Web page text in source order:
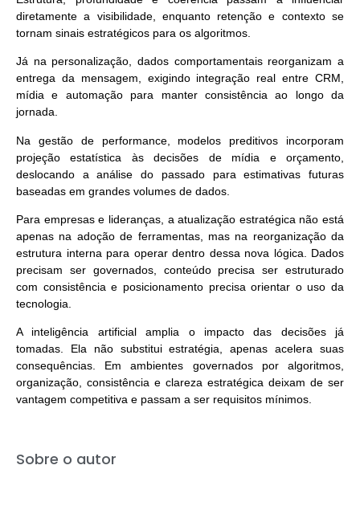
diretamente a visibilidade, enquanto retenção e contexto se
tornam sinais estratégicos para os algoritmos.
Já na personalização, dados comportamentais reorganizam a
entrega da mensagem, exigindo integração real entre CRM,
mídia e automação para manter consistência ao longo da
jornada.
Na gestão de performance, modelos preditivos incorporam
projeção estatística às decisões de mídia e orçamento,
deslocando a análise do passado para estimativas futuras
baseadas em grandes volumes de dados.
Para empresas e lideranças, a atualização estratégica não está
apenas na adoção de ferramentas, mas na reorganização da
estrutura interna para operar dentro dessa nova lógica. Dados
precisam ser governados, conteúdo precisa ser estruturado
com consistência e posicionamento precisa orientar o uso da
tecnologia.
A inteligência artificial amplia o impacto das decisões já
tomadas. Ela não substitui estratégia, apenas acelera suas
consequências. Em ambientes governados por algoritmos,
organização, consistência e clareza estratégica deixam de ser
vantagem competitiva e passam a ser requisitos mínimos.
Sobre o autor